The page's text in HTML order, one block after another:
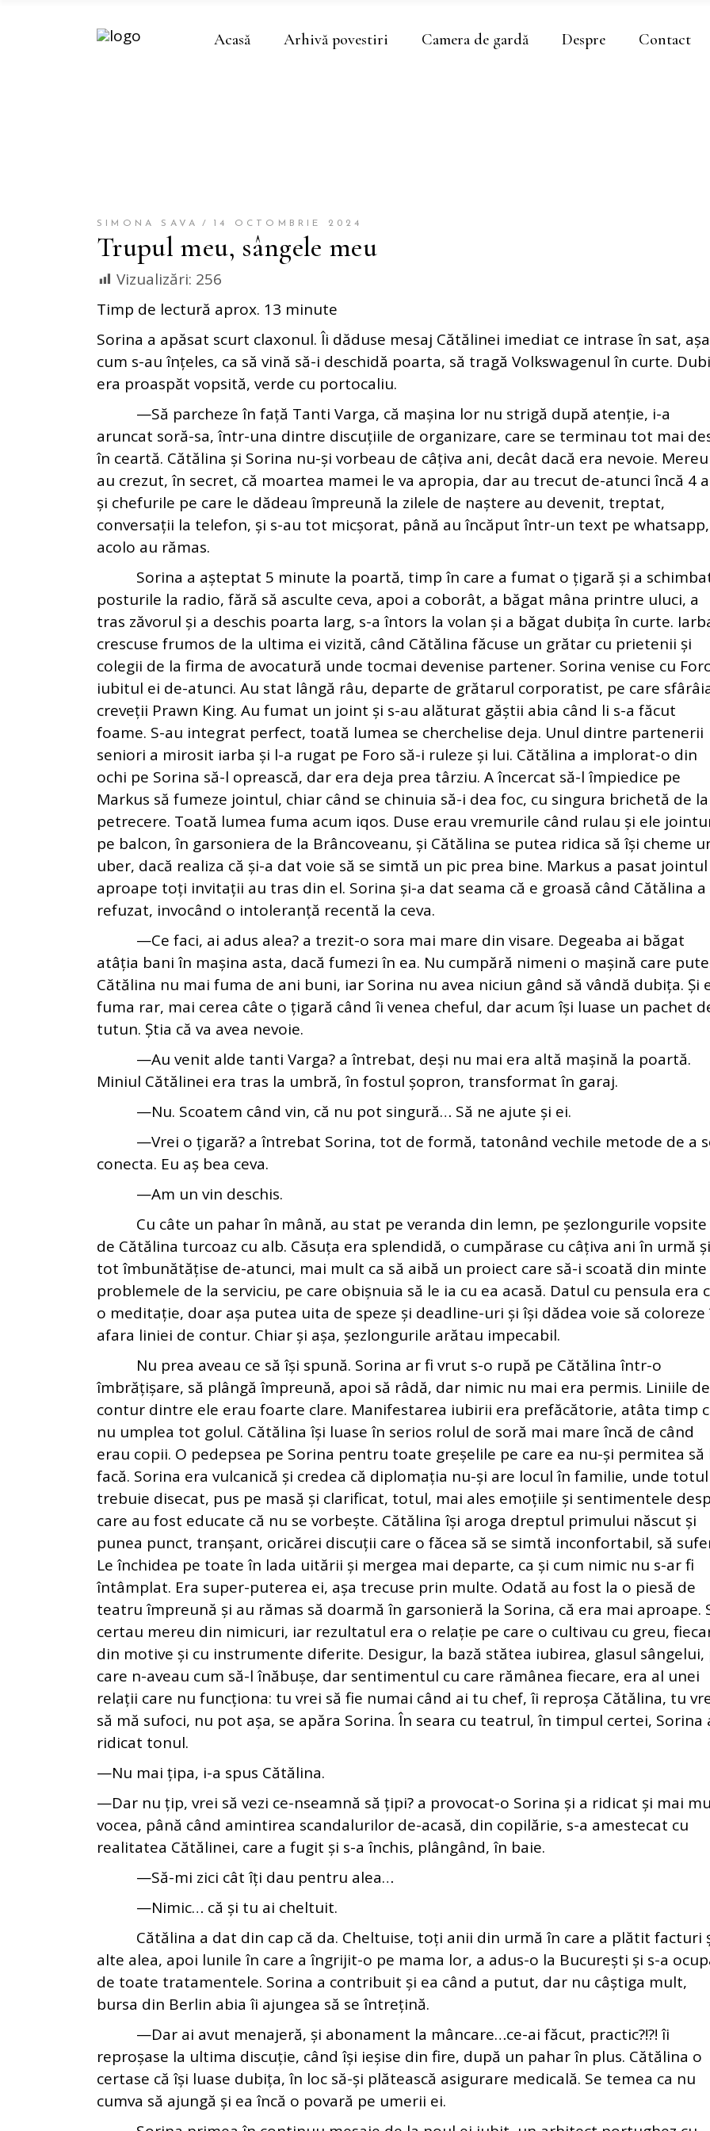
Acasă Arhivă povestiri Camera de gardă Despre Contact
SIMONA SAVA 14 OCTOMBRIE 2024
Trupul meu, sângele meu
Vizualizări: 256
Timp de lectură aprox. 13 minute
Sorina a apăsat scurt claxonul. Îi dăduse mesaj Cătălinei imediat ce intrase în sat, așa
cum s-au înțeles, ca să vină să-i deschidă poarta, să tragă Volkswagenul în curte.
era proaspăt vopsită, verde cu portocaliu.
—Să parcheze în față Tanti Varga, că mașina lor nu strigă după atenție, i-a
aruncat soră-sa, într-una dintre discuțiile de organizare, care se terminau tot mai
în ceartă. Cătălina și Sorina nu-și vorbeau de câțiva ani, decât dacă era nevoie. Mereu
au crezut, în secret, că moartea mamei le va apropia, dar au trecut de-atunci încă 4
și chefurile pe care le dădeau împreună la zilele de naștere au devenit, treptat,
conversații la telefon, și s-au tot micșorat, până au încăput într-un text pe
acolo au rămas.
Sorina a așteptat 5 minute la poartă, timp în care a fumat o țigară și a
posturile la radio, fără să asculte ceva, apoi a coborât, a băgat mâna printre uluci, a
tras zăvorul și a deschis poarta larg, s-a întors la volan și a băgat dubița în curte.
crescuse frumos de la ultima ei vizită, când Cătălina făcuse un grătar cu prietenii și
colegii de la firma de avocatură unde tocmai devenise partener. Sorina venise cu
iubitul ei de-atunci. Au stat lângă râu, departe de grătarul corporatist, pe care
creveții Prawn King. Au fumat un joint și s-au alăturat găștii abia când li s-a făcut
foame. S-au integrat perfect, toată lumea se cherchelise deja. Unul dintre partenerii
seniori a mirosit iarba și l-a rugat pe Foro să-i ruleze și lui. Cătălina a implorat-o din
ochi pe Sorina să-l oprească, dar era deja prea târziu. A încercat să-l împiedice pe
Markus să fumeze jointul, chiar când se chinuia să-i dea foc, cu singura brichetă de la
petrecere. Toată lumea fuma acum iqos. Duse erau vremurile când rulau și ele
pe balcon, în garsoniera de la Brâncoveanu, și Cătălina se putea ridica să își cheme
uber, dacă realiza că și-a dat voie să se simtă un pic prea bine. Markus a pasat jointul
aproape toți invitații au tras din el. Sorina și-a dat seama că e groasă când Cătălina a
refuzat, invocând o intoleranță recentă la ceva.
—Ce faci, ai adus alea? a trezit-o sora mai mare din visare. Degeaba ai băgat
atâția bani în mașina asta, dacă fumezi în ea. Nu cumpără nimeni o mașină care
Cătălina nu mai fuma de ani buni, iar Sorina nu avea niciun gând să vândă dubița. Și
fuma rar, mai cerea câte o țigară când îi venea cheful, dar acum își luase un pachet
tutun. Știa că va avea nevoie.
—Au venit alde tanti Varga? a întrebat, deși nu mai era altă mașină la poartă.
Miniul Cătălinei era tras la umbră, în fostul șopron, transformat în garaj.
—Nu. Scoatem când vin, că nu pot singură… Să ne ajute și ei.
—Vrei o țigară? a întrebat Sorina, tot de formă, tatonând vechile metode de a
conecta. Eu aș bea ceva.
—Am un vin deschis.
Cu câte un pahar în mână, au stat pe veranda din lemn, pe șezlongurile vopsite
de Cătălina turcoaz cu alb. Căsuța era splendidă, o cumpărase cu câțiva ani în urmă
tot îmbunătățise de-atunci, mai mult ca să aibă un proiect care să-i scoată din minte
problemele de la serviciu, pe care obișnuia să le ia cu ea acasă. Datul cu pensula era
o meditație, doar așa putea uita de speze și deadline-uri și își dădea voie să coloreze
afara liniei de contur. Chiar și așa, șezlongurile arătau impecabil.
Nu prea aveau ce să își spună. Sorina ar fi vrut s-o rupă pe Cătălina într-o
îmbrățișare, să plângă împreună, apoi să râdă, dar nimic nu mai era permis. Liniile de
contur dintre ele erau foarte clare. Manifestarea iubirii era prefăcătorie, atâta timp
nu umplea tot golul. Cătălina își luase în serios rolul de soră mai mare încă de când
erau copii. O pedepsea pe Sorina pentru toate greșelile pe care ea nu-și permitea să
facă. Sorina era vulcanică și credea că diplomația nu-și are locul în familie, unde totul
trebuie disecat, pus pe masă și clarificat, totul, mai ales emoțiile și sentimentele
care au fost educate că nu se vorbește. Cătălina își aroga dreptul primului născut și
punea punct, tranșant, oricărei discuții care o făcea să se simtă inconfortabil, să
Le închidea pe toate în lada uitării și mergea mai departe, ca și cum nimic nu s-ar fi
întâmplat. Era super-puterea ei, așa trecuse prin multe. Odată au fost la o piesă de
teatru împreună și au rămas să doarmă în garsonieră la Sorina, că era mai aproape.
certau mereu din nimicuri, iar rezultatul era o relație pe care o cultivau cu greu,
din motive și cu instrumente diferite. Desigur, la bază stătea iubirea, glasul sângelui,
care n-aveau cum să-l înăbușe, dar sentimentul cu care rămânea fiecare, era al unei
relații care nu funcționa: tu vrei să fie numai când ai tu chef, îi reproșa Cătălina, tu
să mă sufoci, nu pot așa, se apăra Sorina. În seara cu teatrul, în timpul certei, Sorina
ridicat tonul.
—Nu mai țipa, i-a spus Cătălina.
—Dar nu țip, vrei să vezi ce-nseamnă să țipi? a provocat-o Sorina și a ridicat și mai
vocea, până când amintirea scandalurilor de-acasă, din copilărie, s-a amestecat cu
realitatea Cătălinei, care a fugit și s-a închis, plângând, în baie.
—Să-mi zici cât îți dau pentru alea…
—Nimic… că și tu ai cheltuit.
Cătălina a dat din cap că da. Cheltuise, toți anii din urmă în care a plătit facturi
alte alea, apoi lunile în care a îngrijit-o pe mama lor, a adus-o la București și s-a
de toate tratamentele. Sorina a contribuit și ea când a putut, dar nu câștiga mult,
bursa din Berlin abia îi ajungea să se întrețină.
—Dar ai avut menajeră, și abonament la mâncare…ce-ai făcut, practic?!?! îi
reproșase la ultima discuție, când își ieșise din fire, după un pahar în plus. Cătălina o
certase că își luase dubița, în loc să-și plătească asigurare medicală. Se temea ca nu
cumva să ajungă și ea încă o povară pe umerii ei.